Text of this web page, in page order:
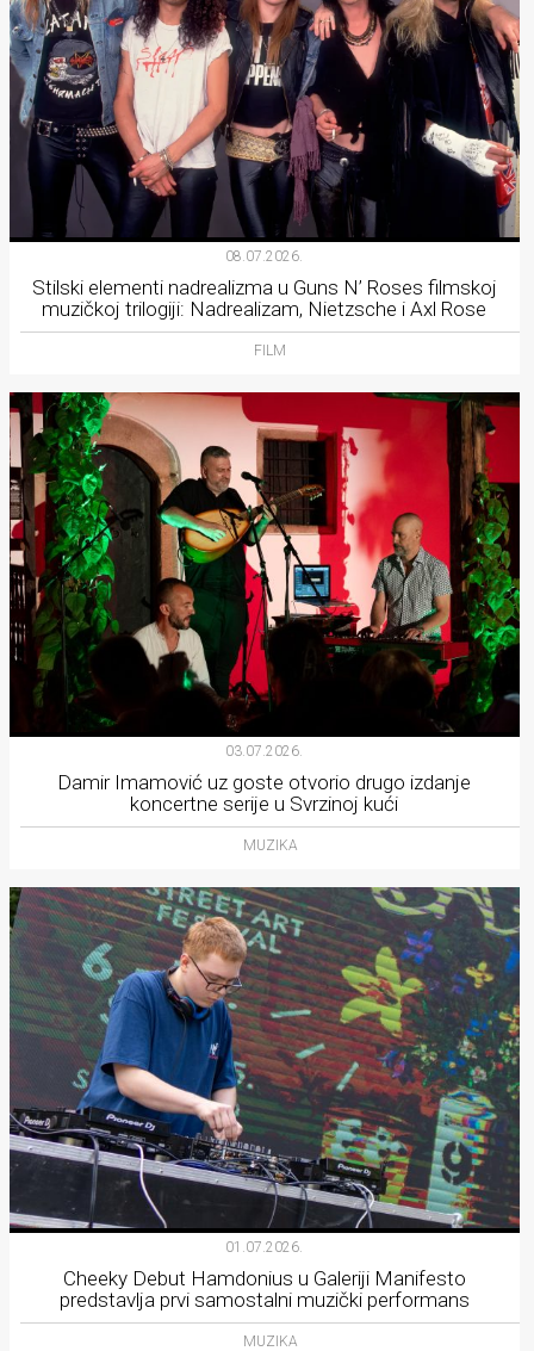
08.07.2026.
Stilski elementi nadrealizma u Guns N’ Roses filmskoj
muzičkoj trilogiji: Nadrealizam, Nietzsche i Axl Rose
FILM
03.07.2026.
Damir Imamović uz goste otvorio drugo izdanje
koncertne serije u Svrzinoj kući
MUZIKA
01.07.2026.
Cheeky Debut Hamdonius u Galeriji Manifesto
predstavlja prvi samostalni muzički performans
MUZIKA